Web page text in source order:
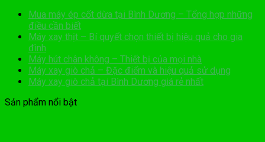
Mua máy ép cốt dừa tại Bình Dương – Tổng hợp những
điều cần biết
Máy xay thịt – Bí quyết chọn thiết bị hiệu quả cho gia
đình
Máy hút chân không – Thiết bị của mọi nhà
Máy xay giò chả – Đặc điểm và hiệu quả sử dụng
Máy xay giò chả tại Bình Dương giá rẻ nhất
Sản phẩm nổi bật